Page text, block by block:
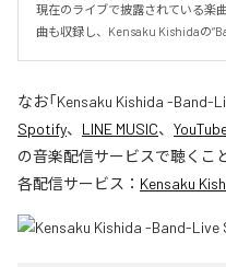
現在のライブで披露されている楽
曲も収録し、Kensaku Kishidaの
なお「Kensaku Kishida -Band-
Spotify、 LINE MUSIC、
の音楽配信サービスで聴くこ
各配信サービス： Kensaku